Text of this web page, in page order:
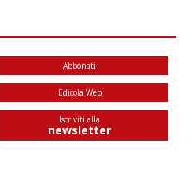
Abbonati
Edicola Web
Iscriviti alla
newsletter